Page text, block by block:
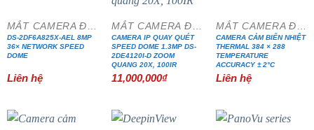
DS-2DF6A825X-AEL 8MP
36× NETWORK SPEED
DOME
Liên hệ
CAMERA IP QUAY QUÉT
SPEED DOME 1.3MP DS-
2DE4120I-D ZOOM
QUANG 20X, 100IR
11,000,000₫
CAMERA CẢM BIẾN NHIỆT
THERMAL 384 × 288
TEMPERATURE
ACCURACY ± 2°C
Liên hệ